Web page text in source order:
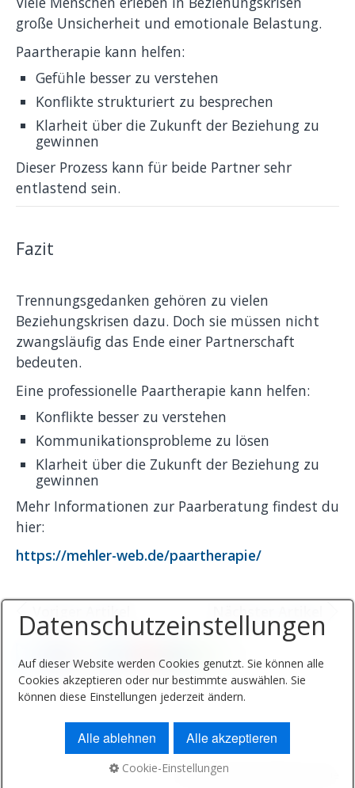
große Unsicherheit und emotionale Belastung.
Paartherapie kann helfen:
Gefühle besser zu verstehen
Konflikte strukturiert zu besprechen
Klarheit über die Zukunft der Beziehung zu
gewinnen
Dieser Prozess kann für beide Partner sehr
entlastend sein.
Fazit
Trennungsgedanken gehören zu vielen
Beziehungskrisen dazu. Doch sie müssen nicht
zwangsläufig das Ende einer Partnerschaft
bedeuten.
Eine professionelle Paartherapie kann helfen:
Konflikte besser zu verstehen
Kommunikationsprobleme zu lösen
Klarheit über die Zukunft der Beziehung zu
gewinnen
Mehr Informationen zur Paarberatung findest du
hier:
https://mehler-web.de/paartherapie/
Voriger Artikel Nächster Artikel
© 2026 bewerbung.mehler-web.de
Datenschutzeinstellungen
Auf dieser Website werden Cookies genutzt. Sie können alle
Cookies akzeptieren oder nur bestimmte auswählen. Sie
können diese Einstellungen jederzeit ändern.
Alle ablehnen Alle akzeptieren
Cookie-Einstellungen